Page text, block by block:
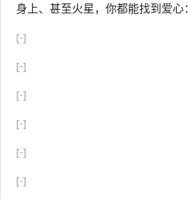
身上、甚至火星，你都能找到爱心：
[-]
[-]
[-]
[-]
[-]
[-]